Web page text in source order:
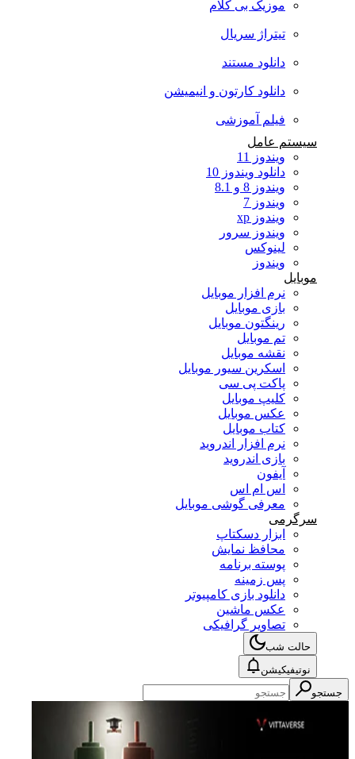
موزیک بی کلام
تیتراژ سریال
دانلود مستند
دانلود کارتون و انیمیشن
فیلم آموزشی
سیستم عامل
ویندوز 11
دانلود ویندوز 10
ویندوز 8 و 8.1
ویندوز 7
ویندوز xp
ویندوز سرور
لینوکس
ویندوز
موبایل
نرم افزار موبایل
بازی موبایل
رینگتون موبایل
تم موبایل
نقشه موبایل
اسکرین سیور موبایل
پاکت پی سی
کلیپ موبایل
عکس موبایل
کتاب موبایل
نرم افزار اندروید
بازی اندروید
آیفون
اس ام اس
معرفی گوشی موبایل
سرگرمی
ابزار دسکتاپ
محافظ نمایش
پوسته برنامه
پس زمینه
دانلود بازی کامپیوتر
عکس ماشین
تصاویر گرافیکی
حالت شب
نوتیفیکیشن
جستجو